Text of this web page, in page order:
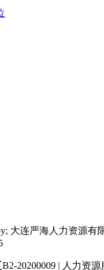
大连严海人力资源有
20200009 | 人力资源